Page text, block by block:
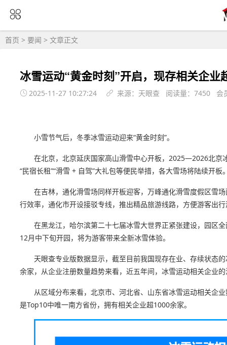
首页 > 要闻 > 文章正文
冰雪运动“黄金时刻”开启，现存相关企业
2025-11-27 10:27:24 来源：天眼查 阅读量：7450 会
小雪节气后，冬季冰雪运动迎来“黄金时刻”。
在北京，北京延庆国家高山滑雪中心开板，2025—2026北京
“民宿长租”“滑雪 + 自驾”大礼包等便民举措，各大雪场将陆续开板
在吉林，通化滑雪场同样开板迎客，万峰通化滑雪度假区雪
行效率，通化市开设接驳专线，推出精品旅游线路，方便游客出
在黑龙江，哈尔滨第二十七届冰雪大世界正紧张建设，园区
12月中下旬开园，将为游客带来全新冰雪体验。
天眼查专业版数据显示，截至目前我国现存在业、存续状态
余家，从企业注册数量趋势来看，近五年间，冰雪运动相关企业
从区域分布来看，北京市、河北省、山东省冰雪运动相关企
是Top10中唯一南方省份，拥有相关企业超1000余家。